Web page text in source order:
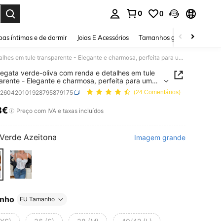
0 0
íntimas e de dormir Joias E Acessórios Tamanhos grandes
Blusa regata verde-oliva com renda e detalhes em tule transparente - Elegante e charmosa, perfeita para um encontro romântico ou para usar em camadas.
verde-oliva com renda e detalhes em tule
- Elegante e charmosa, perfeita para um
romântico ou para usar em camadas.
(24 Comentários)
AND AVAILABILITY
Preço com IVA e taxas incluídos
Verde Azeitona Imagem grande
EU Tamanho